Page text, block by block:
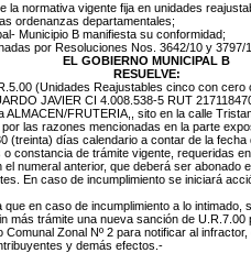
la normativa vigente fija en unidades
ordenanzas departamentales;
Municipio B manifiesta su conformidad;
por Resoluciones Nos. 3642/10 y 3797/
EL GOBIERNO MUNICIPAL B
RESUELVE:
(Unidades Reajustables cinco con
JAVIER CI 4.008.538-5 RUT
ALMACEN/FRUTERIA,, sito en la calle
las razones mencionadas en la parte
(treinta) días calendario a contar de la
o constancia de trámite vigente, requeridas
el numeral anterior, que deberá ser abonado
En caso de incumplimiento se iniciará
en caso de incumplimiento a lo intimado,
más trámite una nueva sanción de U.R.7.00
Zonal Nº 2 para notificar al
y demás efectos.-